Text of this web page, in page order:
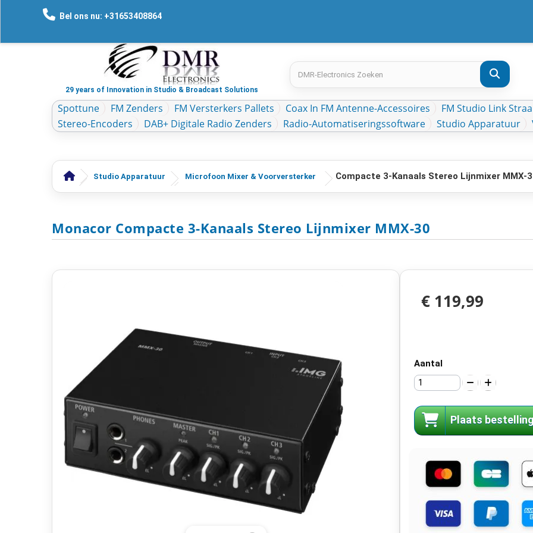
Bel ons nu: +31653408864
29 years of Innovation in Studio & Broadcast Solutions
Spottune FM Zenders FM Versterkers Pallets Coax In FM Antenne-Accessoires
FM Studio Link
Stereo-Encoders
DAB+ Digitale Radio Zenders Radio-Automatiseringssoftware Studio Apparatuur
Studio Apparatuur Microfoon Mixer & Voorversterker Compacte 3-Kanaals Stereo Lijnmixer MMX-
Monacor Compacte 3-Kanaals Stereo Lijnmixer MMX-30
€ 119,99
Aantal
Plaats